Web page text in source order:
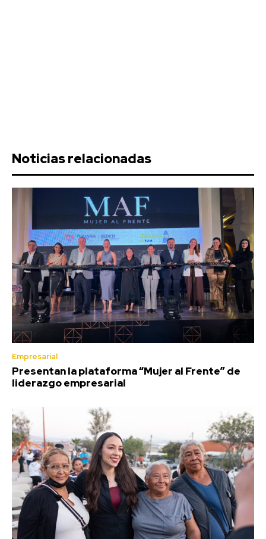
Noticias relacionadas
Empresarial
Presentan la plataforma “Mujer al Frente” de
liderazgo empresarial